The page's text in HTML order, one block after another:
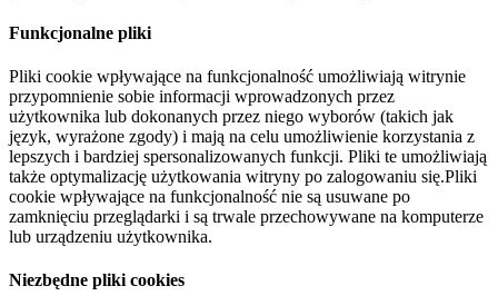
Funkcjonalne pliki
Pliki cookie wpływające na funkcjonalność umożliwiają witrynie
przypomnienie sobie informacji wprowadzonych przez
użytkownika lub dokonanych przez niego wyborów (takich jak
język, wyrażone zgody) i mają na celu umożliwienie korzystania z
lepszych i bardziej spersonalizowanych funkcji. Pliki te umożliwiają
także optymalizację użytkowania witryny po zalogowaniu się.Pliki
cookie wpływające na funkcjonalność nie są usuwane po
zamknięciu przeglądarki i są trwale przechowywane na komputerze
lub urządzeniu użytkownika.
Niezbędne pliki cookies